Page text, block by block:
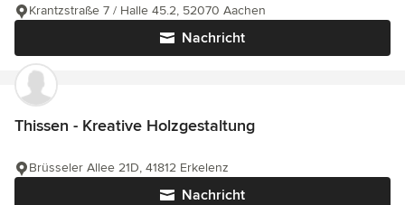
Nachricht
Krantzstraße 7 / Halle 45.2, 52070 Aachen
Thissen - Kreative Holzgestaltung
Nachricht
Brüsseler Allee 21D, 41812 Erkelenz